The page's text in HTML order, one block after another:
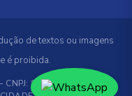
de textos ou imagens
é proibida.
CNPJ: 89.519.706/0001-78